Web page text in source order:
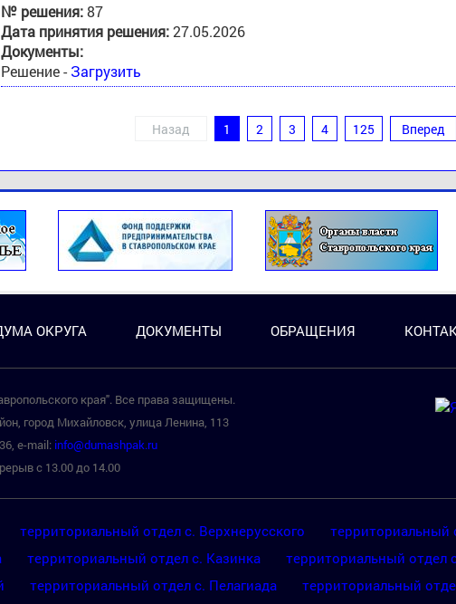
№ решения:87
Дата принятия решения:27.05.2026
Документы:
Решение - Загрузить
Назад 1 2 3 4 125 Вперед
ОКРУГА ДОКУМЕНТЫ ОБРАЩЕНИЯ
края". Все права защищены.
город Михайловск, улица Ленина, 113
e-mail: info@dumashpak.ru
с 13.00 до 14.00
территориальный отдел с. Верхнерусского
территориальный
территориальный отдел с. Казинка
территориальный отдел
территориальный отдел с. Пелагиада
территориальный